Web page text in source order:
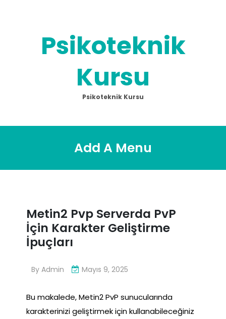
Psikoteknik
Kursu
Psikoteknik Kursu
Add A Menu
Metin2 Pvp Serverda PvP
İçin Karakter Geliştirme
İpuçları
By Admin Mayıs 9, 2025
Bu makalede, Metin2 PvP sunucularında
karakterinizi geliştirmek için kullanabileceğiniz